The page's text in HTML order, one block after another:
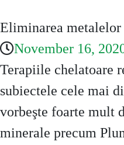
Eliminarea
November 16,
Terapiile chelatoare
subiectele cele mai
vorbeşte foarte mult
minerale precum